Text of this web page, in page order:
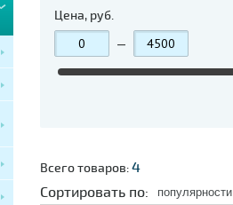
Цена, руб.
—
Всего товаров:4
Сортировать по:
популярности